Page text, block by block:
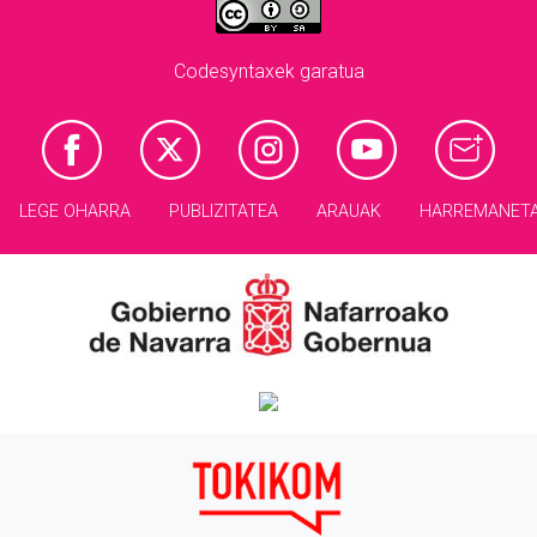
Codesyntaxek garatua
LEGE OHARRA PUBLIZITATEA ARAUAK